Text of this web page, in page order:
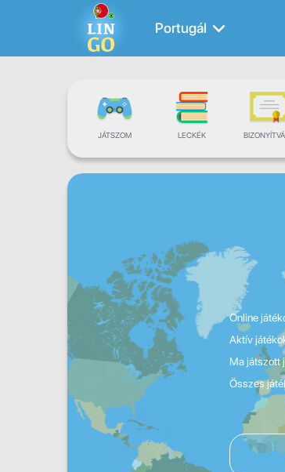
Portugál
JÁTSZOM LECKÉK
Online
Aktív
Ma játszott
Összes